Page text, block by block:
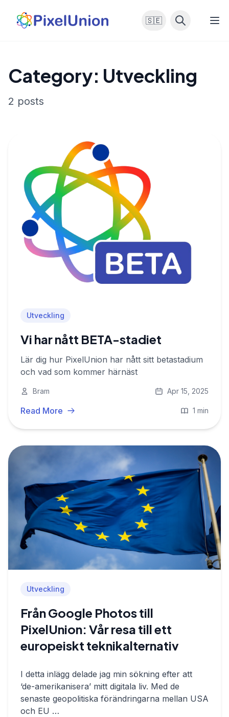
🇸🇪
Category: Utveckling
2 posts
Utveckling
Vi har nått BETA-stadiet
Lär dig hur PixelUnion har nått sitt betastadium
och vad som kommer härnäst
Bram Apr 15, 2025
Read More 1 min
Utveckling
Från Google Photos till
PixelUnion: Vår resa till ett
europeiskt teknikalternativ
I detta inlägg delade jag min sökning efter att
‘de-amerikanisera’ mitt digitala liv. Med de
senaste geopolitiska förändringarna mellan USA
och EU …